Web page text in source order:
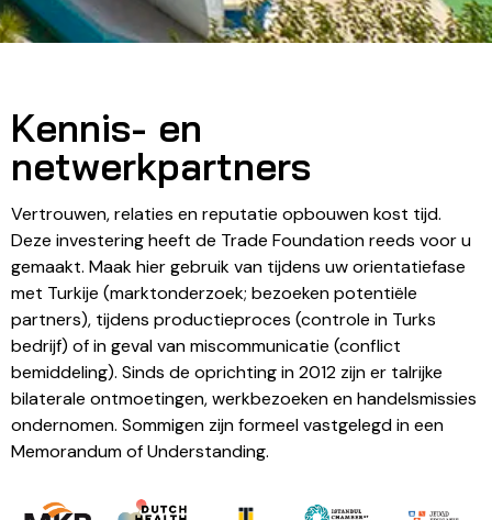
Kennis- en
netwerkpartners
Vertrouwen, relaties en reputatie opbouwen kost tijd.
Deze investering heeft de Trade Foundation reeds voor u
gemaakt. Maak hier gebruik van tijdens uw orientatiefase
met Turkije (marktonderzoek; bezoeken potentiële
partners), tijdens productieproces (controle in Turks
bedrijf) of in geval van miscommunicatie (conflict
bemiddeling). Sinds de oprichting in 2012 zijn er talrijke
bilaterale ontmoetingen, werkbezoeken en handelsmissies
ondernomen. Sommigen zijn formeel vastgelegd in een
Memorandum of Understanding.